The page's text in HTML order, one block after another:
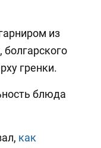
из
болгарского
гренки.
блюда
как